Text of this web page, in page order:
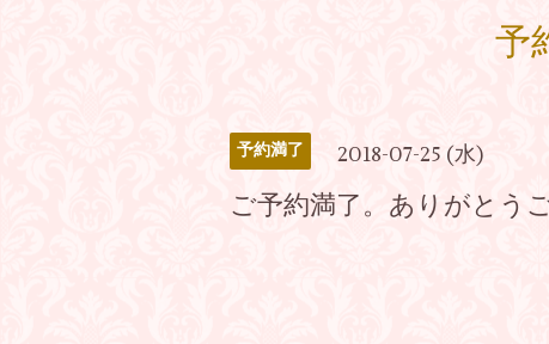
予
予約満了 2018-07-25 (水)
ご予約満了。ありがとう